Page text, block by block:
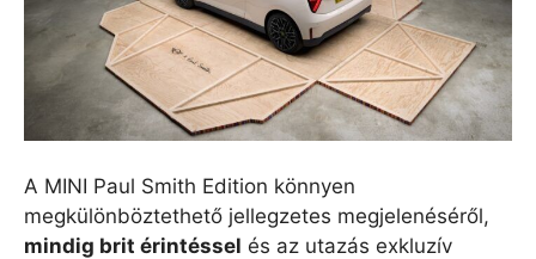
A MINI Paul Smith Edition könnyen
megkülönböztethető jellegzetes megjelenéséről,
mindig brit érintéssel és az utazás exkluzív